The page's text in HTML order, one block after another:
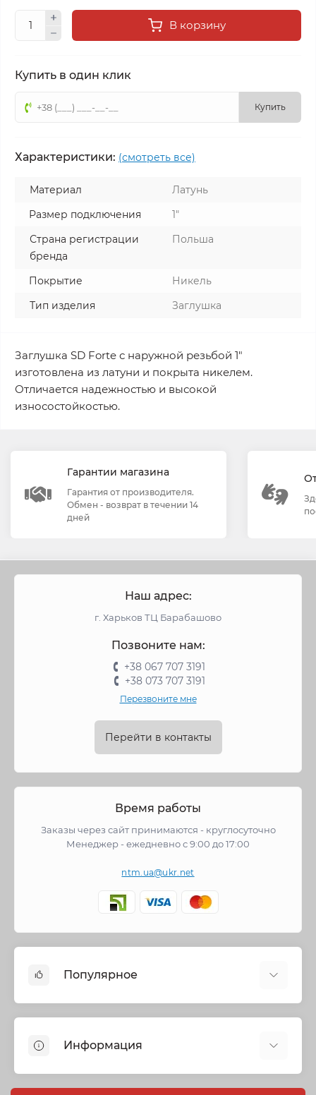
В корзину
Купить в один клик
Купить
Характеристики: (смотреть все)
Материал
Латунь
Размер подключения
1"
Страна регистрации
бренда
Польша
Покрытие
Никель
Тип изделия
Заглушка
Заглушка SD Forte с наружной резьбой 1"
изготовлена из латуни и покрыта никелем.
Отличается надежностью и высокой
износостойкостью.
Гарантии магазина
Гарантия от производителя.
Обмен - возврат в течении 14
дней
Наш адрес:
г. Харьков ТЦ Барабашово
Позвоните нам:
+38 067 707 3191
+38 073 707 3191
Перезвоните мне
Перейти в контакты
Время работы
Заказы через сайт принимаются - круглосуточно
Менеджер - ежедневно с 9:00 до 17:00
ntm.ua@ukr.net
Популярное
Запорная арматура
Трубы и фитинги
Насосное оборудование
Информация